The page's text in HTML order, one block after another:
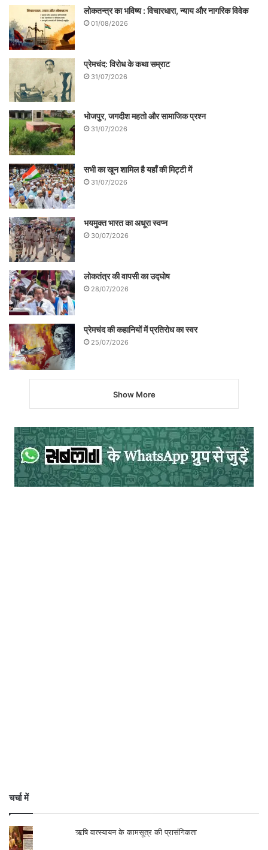
लोकतन्त्र का भविष्य : विचारधारा, न्याय और नागरिक विवेक
01/08/2026
प्रेमचंद: विरोध के कथा सम्राट
31/07/2026
भोजपुर, जगदीश महतो और सामाजिक प्रश्न
31/07/2026
सभी का खून शामिल है यहाँ की मिट्टी में
31/07/2026
भयमुक्त भारत का अधूरा स्वप्न
30/07/2026
लोकतंत्र की वापसी का उद्घोष
28/07/2026
प्रेमचंद की कहानियों में प्रतिरोध का स्वर
25/07/2026
Show More
चर्चा में
ऋषि वात्स्यायन के कामसूत्र की प्रासंगिकता